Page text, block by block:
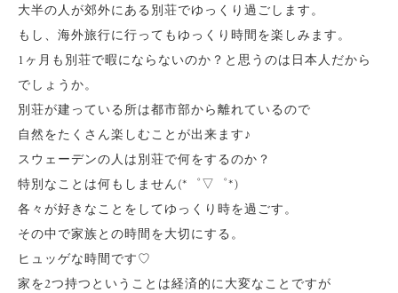
大半の人が郊外にある別荘でゆっくり過ごします。
もし、海外旅行に行ってもゆっくり時間を楽しみます。
1ヶ月も別荘で暇にならないのか？と思うのは日本人だから
でしょうか。
別荘が建っている所は都市部から離れているので
自然をたくさん楽しむことが出来ます♪
スウェーデンの人は別荘で何をするのか？
特別なことは何もしません(*゜▽゜*)
各々が好きなことをしてゆっくり時を過ごす。
その中で家族との時間を大切にする。
ヒュッゲな時間です♡
家を2つ持つということは経済的に大変なことですが